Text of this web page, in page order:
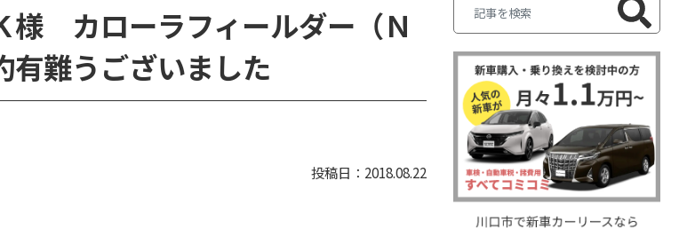
カローラフィールダー（Ｎ
有難うございました
2018.08.22